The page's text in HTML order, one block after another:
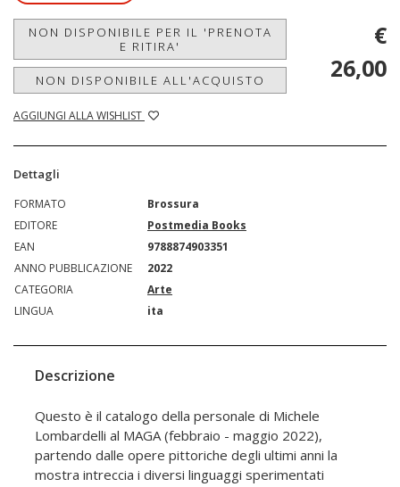
NON DISPONIBILE PER IL 'PRENOTA
E RITIRA'
NON DISPONIBILE ALL'ACQUISTO
AGGIUNGI ALLA WISHLIST
€
26,00
Dettagli
FORMATO
Brossura
EDITORE
Postmedia Books
EAN
9788874903351
ANNO PUBBLICAZIONE
2022
CATEGORIA
Arte
LINGUA
ita
Descrizione
Questo è il catalogo della personale di Michele
Lombardelli al MAGA (febbraio - maggio 2022),
partendo dalle opere pittoriche degli ultimi anni la
mostra intreccia i diversi linguaggi sperimentati